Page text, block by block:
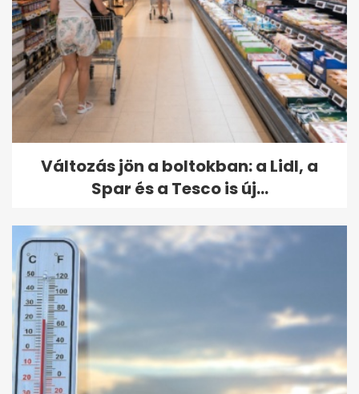
Változás jön a boltokban: a Lidl, a
Spar és a Tesco is új...